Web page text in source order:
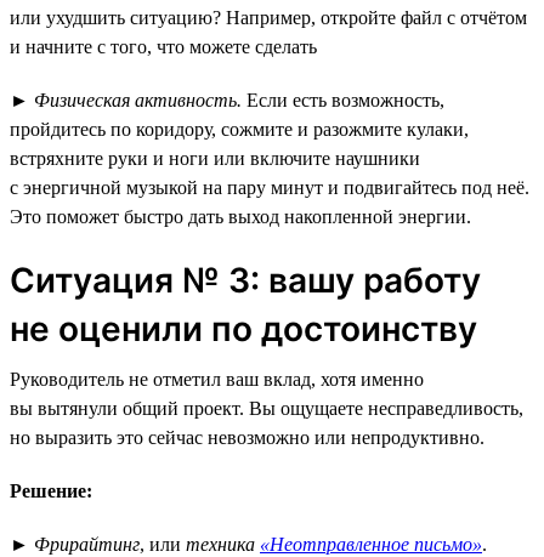
или ухудшить ситуацию? Например, откройте файл с отчётом
и начните с того, что можете сделать
► Физическая активность. Если есть возможность,
пройдитесь по коридору, сожмите и разожмите кулаки,
встряхните руки и ноги или включите наушники
с энергичной музыкой на пару минут и подвигайтесь под неё.
Это поможет быстро дать выход накопленной энергии.
Ситуация № 3: вашу работу
не оценили по достоинству
Руководитель не отметил ваш вклад, хотя именно
вы вытянули общий проект. Вы ощущаете несправедливость,
но выразить это сейчас невозможно или непродуктивно.
Решение:
► Фрирайтинг, или техника «Неотправленное письмо».